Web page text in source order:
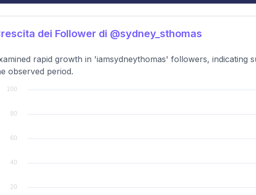
dei Follower di @sydney_sthomas
rapid growth in 'iamsydneythomas' followers, indicating
observed period.